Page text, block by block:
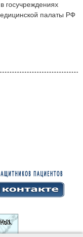
госучреждениях
палаты РФ